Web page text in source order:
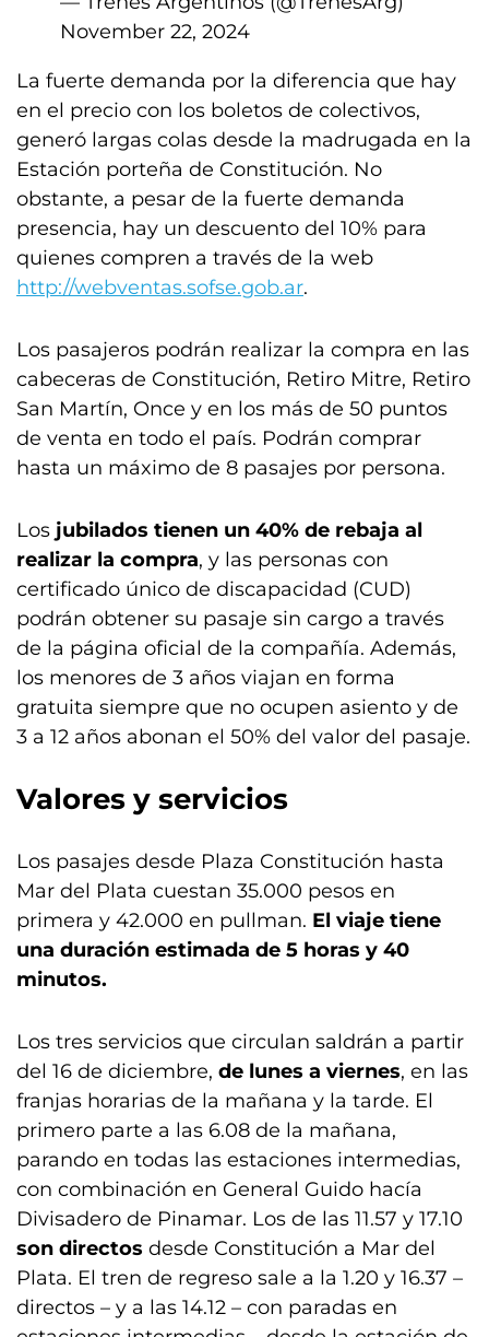
November 22, 2024
La fuerte demanda por la diferencia que hay
en el precio con los boletos de colectivos,
generó largas colas desde la madrugada en la
Estación porteña de Constitución. No
obstante, a pesar de la fuerte demanda
presencia, hay un descuento del 10% para
quienes compren a través de la web
http://webventas.sofse.gob.ar.
Los pasajeros podrán realizar la compra en las
cabeceras de Constitución, Retiro Mitre, Retiro
San Martín, Once y en los más de 50 puntos
de venta en todo el país. Podrán comprar
hasta un máximo de 8 pasajes por persona.
Los jubilados tienen un 40% de rebaja al
realizar la compra, y las personas con
certificado único de discapacidad (CUD)
podrán obtener su pasaje sin cargo a través
de la página oficial de la compañía. Además,
los menores de 3 años viajan en forma
gratuita siempre que no ocupen asiento y de
3 a 12 años abonan el 50% del valor del pasaje.
Valores y servicios
Los pasajes desde Plaza Constitución hasta
Mar del Plata cuestan 35.000 pesos en
primera y 42.000 en pullman. El viaje tiene
una duración estimada de 5 horas y 40
minutos.
Los tres servicios que circulan saldrán a partir
del 16 de diciembre, de lunes a viernes, en las
franjas horarias de la mañana y la tarde. El
primero parte a las 6.08 de la mañana,
parando en todas las estaciones intermedias,
con combinación en General Guido hacía
Divisadero de Pinamar. Los de las 11.57 y 17.10
son directos desde Constitución a Mar del
Plata. El tren de regreso sale a la 1.20 y 16.37 –
directos – y a las 14.12 – con paradas en